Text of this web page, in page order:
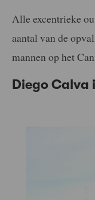
Alle excentrieke
aantal van de
mannen op het
Diego Calva